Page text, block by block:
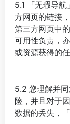
5.1 「无瑕导
方网页的链接
第三方网页中
可用性负责，
或资源获得的
5.2 您理解并
险，并且对于
数据的丢失，